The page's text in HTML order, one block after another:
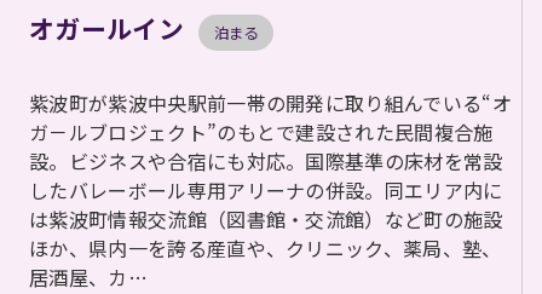
オガールイン 泊まる
紫波町が紫波中央駅前一帯の開発に取り組んでいる“オ
ガ－ルブロジェクト”のもとで建設された民間複合施
設。ビジネスや合宿にも対応。国際基準の床材を常設
したバレーボール専用アリーナの併設。同エリア内に
は紫波町情報交流館（図書館・交流館）など町の施設
ほか、県内一を誇る産直や、クリニック、薬局、塾、
居酒屋、カ…